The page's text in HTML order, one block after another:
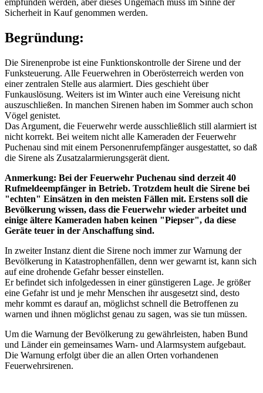
empfunden werden, aber dieses Ungemach muss im Sinne der
Sicherheit in Kauf genommen werden.
Begründung:
Die Sirenenprobe ist eine Funktionskontrolle der Sirene und der
Funksteuerung. Alle Feuerwehren in Oberösterreich werden von
einer zentralen Stelle aus alarmiert. Dies geschieht über
Funkauslösung. Weiters ist im Winter auch eine Vereisung nicht
auszuschließen. In manchen Sirenen haben im Sommer auch schon
Vögel genistet.
Das Argument, die Feuerwehr werde ausschließlich still alarmiert ist
nicht korrekt. Bei weitem nicht alle Kameraden der Feuerwehr
Puchenau sind mit einem Personenrufempfänger ausgestattet, so daß
die Sirene als Zusatzalarmierungsgerät dient.
Anmerkung: Bei der Feuerwehr Puchenau sind derzeit 40
Rufmeldeempfänger in Betrieb. Trotzdem heult die Sirene bei
"echten" Einsätzen in den meisten Fällen mit. Erstens soll die
Bevölkerung wissen, dass die Feuerwehr wieder arbeitet und
einige ältere Kameraden haben keinen "Piepser", da diese
Geräte teuer in der Anschaffung sind.
In zweiter Instanz dient die Sirene noch immer zur Warnung der
Bevölkerung in Katastrophenfällen, denn wer gewarnt ist, kann sich
auf eine drohende Gefahr besser einstellen.
Er befindet sich infolgedessen in einer günstigeren Lage. Je größer
eine Gefahr ist und je mehr Menschen ihr ausgesetzt sind, desto
mehr kommt es darauf an, möglichst schnell die Betroffenen zu
warnen und ihnen möglichst genau zu sagen, was sie tun müssen.
Um die Warnung der Bevölkerung zu gewährleisten, haben Bund
und Länder ein gemeinsames Warn- und Alarmsystem aufgebaut.
Die Warnung erfolgt über die an allen Orten vorhandenen
Feuerwehrsirenen.